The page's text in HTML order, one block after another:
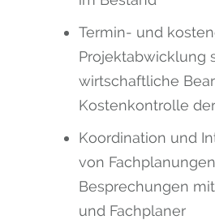
Termin- und
Projektabwicklung
wirtschaftliche
Kostenkontrolle
Koordination und
von
Besprechungen
und Fachplaner